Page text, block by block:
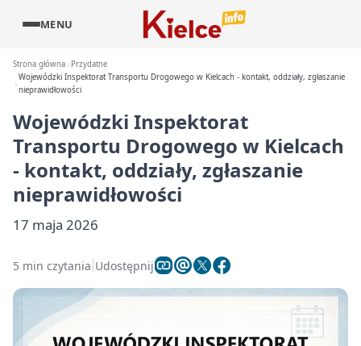
MENU
Strona główna
Przydatne
Wojewódzki Inspektorat Transportu Drogowego w Kielcach - kontakt, oddziały, zgłaszanie
nieprawidłowości
Wojewódzki Inspektorat
Transportu Drogowego w Kielcach
- kontakt, oddziały, zgłaszanie
nieprawidłowości
17 maja 2026
5 min czytania Udostępnij